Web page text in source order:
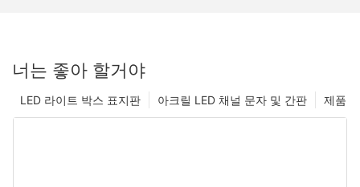
너는 좋아 할거야
제품
아크릴 LED 채널 문자 및 간판
LED 라이트 박스 표지판